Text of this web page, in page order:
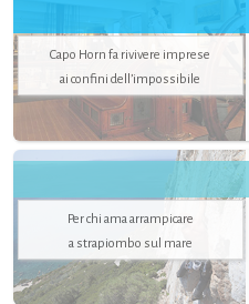
Capo Horn fa rivivere imprese
ai confini dell’impossibile
Per chi ama arrampicare
a strapiombo sul mare